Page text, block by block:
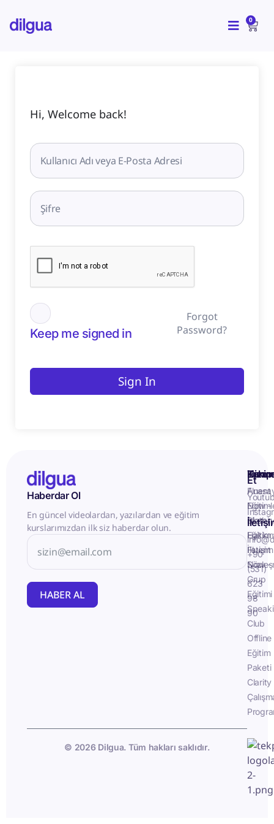
atla
0
Hi, Welcome back!
Keep me signed in
Forgot
Password?
Sign In
Haberdar Ol
En güncel videolardan, yazılardan ve eğitim
kurslarımızdan ilk siz haberdar olun.
HABER AL
İletişim
Fluent
Now -
Birebir
Eğitim
Fluent
Now -
Grup
Eğitimi
Club
Offline
Eğitim
Paketi
Clarity
Takip
Et
+90
(531)
623
98
90
© 2026 Dilgua. Tüm hakları saklıdır.